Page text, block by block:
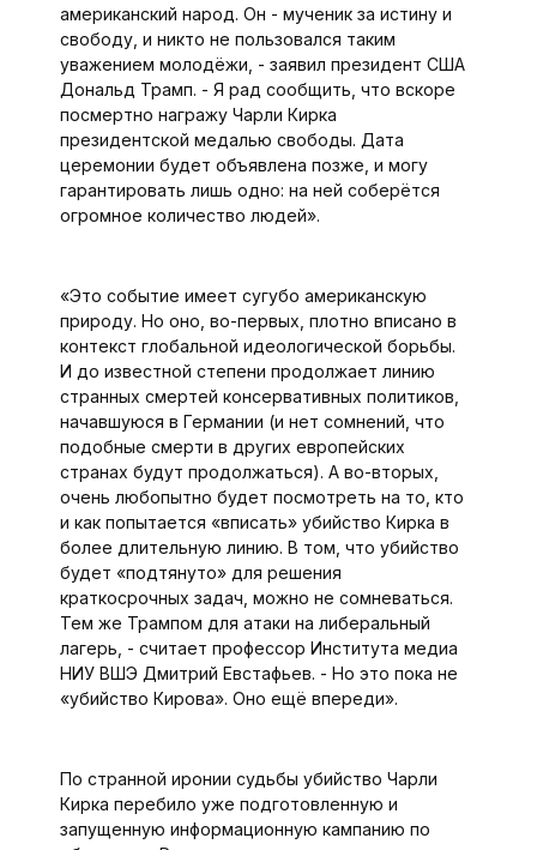
американский народ. Он - мученик за истину и
свободу, и никто не пользовался таким
уважением молодёжи, - заявил президент США
Дональд Трамп. - Я рад сообщить, что вскоре
посмертно награжу Чарли Кирка
президентской медалью свободы. Дата
церемонии будет объявлена позже, и могу
гарантировать лишь одно: на ней соберётся
огромное количество людей».
«Это событие имеет сугубо американскую
природу. Но оно, во-первых, плотно вписано в
контекст глобальной идеологической борьбы.
И до известной степени продолжает линию
странных смертей консервативных политиков,
начавшуюся в Германии (и нет сомнений, что
подобные смерти в других европейских
странах будут продолжаться). А во-вторых,
очень любопытно будет посмотреть на то, кто
и как попытается «вписать» убийство Кирка в
более длительную линию. В том, что убийство
будет «подтянуто» для решения
краткосрочных задач, можно не сомневаться.
Тем же Трампом для атаки на либеральный
лагерь, - считает профессор Института медиа
НИУ ВШЭ Дмитрий Евстафьев. - Но это пока не
«убийство Кирова». Оно ещё впереди».
По странной иронии судьбы убийство Чарли
Кирка перебило уже подготовленную и
запущенную информационную кампанию по